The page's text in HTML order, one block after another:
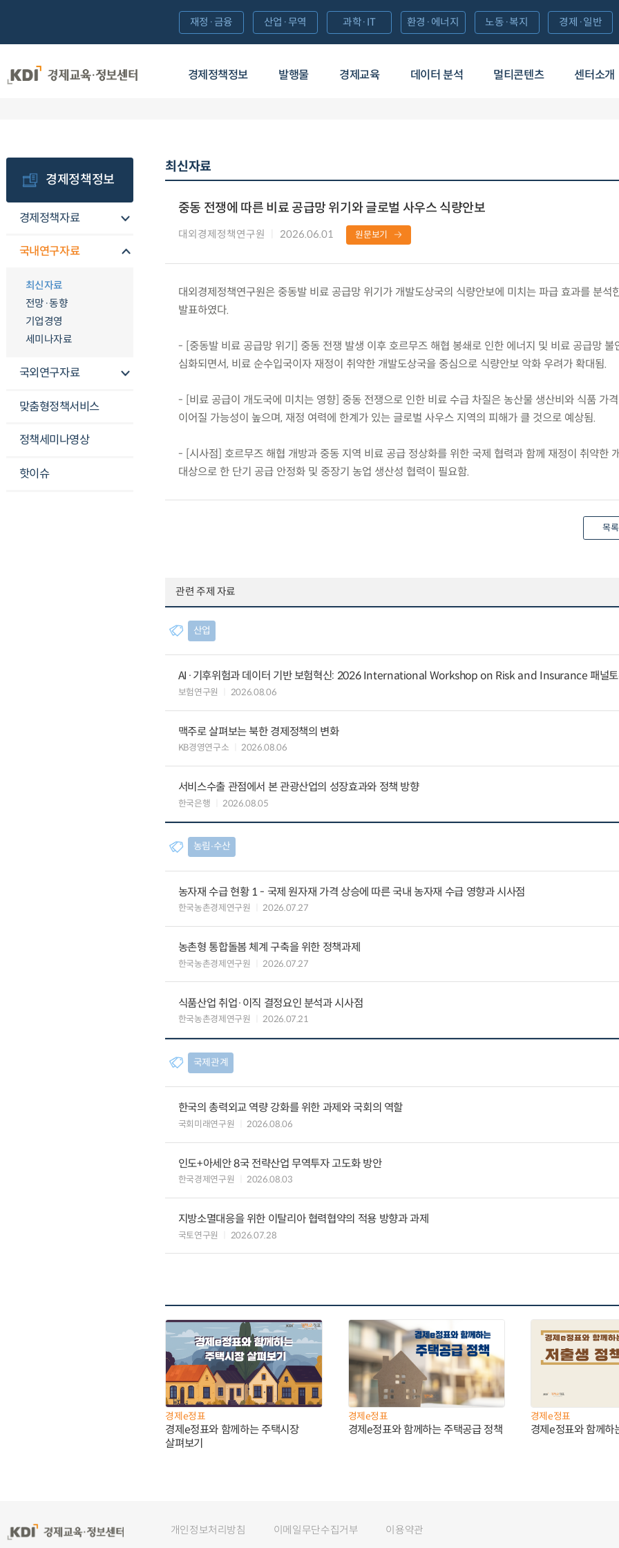
경제정책정보 발행물 경제교육 데이터 분석 멀티콘텐츠 센터소개
재정·금융 산업·무역 과학·IT 환경·에너지 노동·복지 경제·일반
경제정책정보
경제정책자료
국내연구자료
최신자료
전망·동향
기업경영
세미나자료
국외연구자료
맞춤형정책서비스
정책세미나영상
핫이슈
최신자료
중동 전쟁에 따른 비료 공급망 위기와 글로벌 사우스 식량안보
대외경제정책연구원 2026.06.01 원문보기
대외경제정책연구원은 중동발 비료 공급망 위기가 개발도상국의 식량안보에 미치는 파급 효과를 분석
발표하였다.
- [중동발 비료 공급망 위기] 중동 전쟁 발생 이후 호르무즈 해협 봉쇄로 인한 에너지 및 비료 공급망 불
심화되면서, 비료 순수입국이자 재정이 취약한 개발도상국을 중심으로 식량안보 악화 우려가 확대됨.
- [비료 공급이 개도국에 미치는 영향] 중동 전쟁으로 인한 비료 수급 차질은 농산물 생산비와 식품 가
이어질 가능성이 높으며, 재정 여력에 한계가 있는 글로벌 사우스 지역의 피해가 클 것으로 예상됨.
- [시사점] 호르무즈 해협 개방과 중동 지역 비료 공급 정상화를 위한 국제 협력과 함께 재정이 취약한
대상으로 한 단기 공급 안정화 및 중장기 농업 생산성 협력이 필요함.
목
관련 주제 자료
산업
AI·기후위험과 데이터 기반 보험혁신: 2026 International Workshop on Risk and Insurance 패널토
보험연구원 2026.08.06
맥주로 살펴보는 북한 경제정책의 변화
KB경영연구소 2026.08.06
서비스수출 관점에서 본 관광산업의 성장효과와 정책 방향
한국은행 2026.08.05
농림∙수산
농자재 수급 현황 1 - 국제 원자재 가격 상승에 따른 국내 농자재 수급 영향과 시사점
한국농촌경제연구원 2026.07.27
농촌형 통합돌봄 체계 구축을 위한 정책과제
한국농촌경제연구원 2026.07.27
식품산업 취업·이직 결정요인 분석과 시사점
한국농촌경제연구원 2026.07.21
국제관계
한국의 총력외교 역량 강화를 위한 과제와 국회의 역할
국회미래연구원 2026.08.06
인도+아세안 8국 전략산업 무역투자 고도화 방안
한국경제연구원 2026.08.03
지방소멸대응을 위한 이탈리아 협력협약의 적용 방향과 과제
국토연구원 2026.07.28
경제e정표
경제e정표와 함께하는 주택시장
살펴보기
경제e정표
경제e정표와 함께하는 주택공급 정책
경제e정표
경제e정표와 함께하
개인정보처리방침 이메일무단수집거부 이용약관